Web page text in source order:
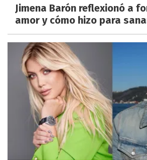
Jimena Barón reflexionó a
amor y cómo hizo para